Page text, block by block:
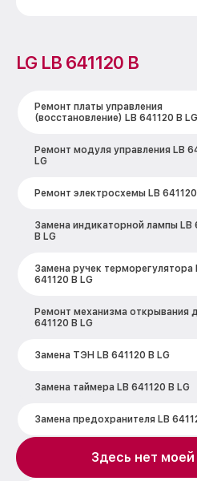
LG LB 641120 B
Ремонт платы управления
(восстановление) LB 641120 B LG
Ремонт модуля управления LB
LG
Ремонт электросхемы LB 641120
Замена индикаторной лампы LB
B LG
Замена ручек терморегулятора
641120 B LG
Ремонт механизма открывания
641120 B LG
Замена ТЭН LB 641120 B LG
Замена таймера LB 641120 B LG
Замена предохранителя LB
Замена шнура питания LB 641120
Здесь нет